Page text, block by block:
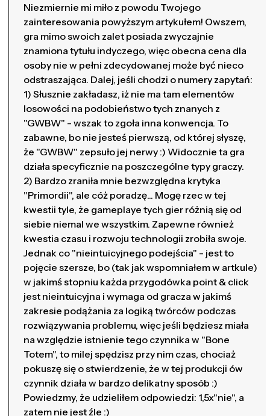
Niezmiernie mi miło z powodu Twojego
zainteresowania powyższym artykułem! Owszem,
gra mimo swoich zalet posiada zwyczajnie
znamiona tytułu indyczego, więc obecna cena dla
osoby nie w pełni zdecydowanej może być nieco
odstraszająca. Dalej, jeśli chodzi o numery zapytań:
1) Słusznie zakładasz, iż nie ma tam elementów
losowości na podobieństwo tych znanych z
"GWBW" - wszak to zgoła inna konwencja. To
zabawne, bo nie jesteś pierwszą, od której słyszę,
że "GWBW" zepsuło jej nerwy :) Widocznie ta gra
działa specyficznie na poszczególne typy graczy.
2) Bardzo zraniła mnie bezwzględna krytyka
"Primordii", ale cóż poradzę... Mogę rzec w tej
kwestii tyle, że gameplaye tych gier różnią się od
siebie niemal we wszystkim. Zapewne również
kwestia czasu i rozwoju technologii zrobiła swoje.
Jednak co "nieintuicyjnego podejścia" - jest to
pojęcie szersze, bo (tak jak wspomniałem w artkule)
w jakimś stopniu każda przygodówka point & click
jest nieintuicyjna i wymaga od gracza w jakimś
zakresie podążania za logiką twórców podczas
rozwiązywania problemu, więc jeśli będziesz miała
na względzie istnienie tego czynnika w "Bone
Totem", to milej spędzisz przy nim czas, chociaż
pokuszę się o stwierdzenie, że w tej produkcji ów
czynnik działa w bardzo delikatny sposób :)
Powiedzmy, że udzieliłem odpowiedzi: 1,5x"nie", a
zatem nie jest źle :)